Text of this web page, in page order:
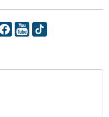
10 phút Sự kiện - Luận bàn